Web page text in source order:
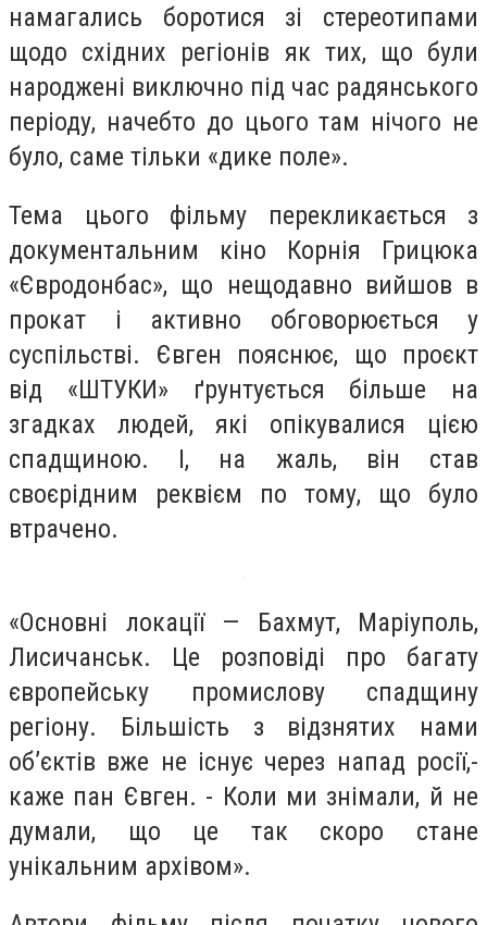
намагались боротися зі стереотипами
щодо східних регіонів як тих, що були
народжені виключно під час радянського
періоду, начебто до цього там нічого не
було, саме тільки «дике поле».
Тема цього фільму перекликається з
документальним кіно Корнія Грицюка
«Євродонбас», що нещодавно вийшов в
прокат і активно обговорюється у
суспільстві. Євген пояснює, що проєкт
від «ШТУКИ» ґрунтується більше на
згадках людей, які опікувалися цією
спадщиною. І, на жаль, він став
своєрідним реквієм по тому, що було
втрачено.
«Основні локації — Бахмут, Маріуполь,
Лисичанськ. Це розповіді про багату
європейську промислову спадщину
регіону. Більшість з відзнятих нами
об’єктів вже не існує через напад росії,-
каже пан Євген. - Коли ми знімали, й не
думали, що це так скоро стане
унікальним архівом».